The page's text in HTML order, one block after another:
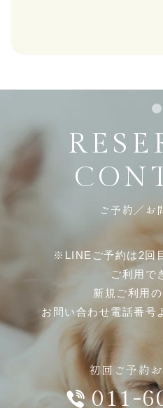
ご予約／お
※LINEご予約は2回
ご利用で
新規ご利用の
お問い合わせ電話番号
初回ご予約
011-